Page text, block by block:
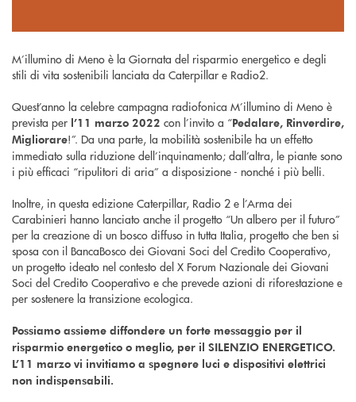
M’illumino di Meno è la Giornata del risparmio energetico e degli
stili di vita sostenibili lanciata da Caterpillar e Radio2.
Quest’anno la celebre campagna radiofonica M’illumino di Meno è
prevista per l’11 marzo 2022 con l’invito a “Pedalare, Rinverdire,
Migliorare!”. Da una parte, la mobilità sostenibile ha un effetto
immediato sulla riduzione dell’inquinamento; dall’altra, le piante sono
i più efficaci “ripulitori di aria” a disposizione - nonché i più belli.
Inoltre, in questa edizione Caterpillar, Radio 2 e l’Arma dei
Carabinieri hanno lanciato anche il progetto “Un albero per il futuro”
per la creazione di un bosco diffuso in tutta Italia, progetto che ben si
sposa con il BancaBosco dei Giovani Soci del Credito Cooperativo,
un progetto ideato nel contesto del X Forum Nazionale dei Giovani
Soci del Credito Cooperativo e che prevede azioni di riforestazione e
per sostenere la transizione ecologica.
Possiamo assieme diffondere un forte messaggio per il
risparmio energetico o meglio, per il SILENZIO ENERGETICO.
L’11 marzo vi invitiamo a spegnere luci e dispositivi elettrici
non indispensabili.